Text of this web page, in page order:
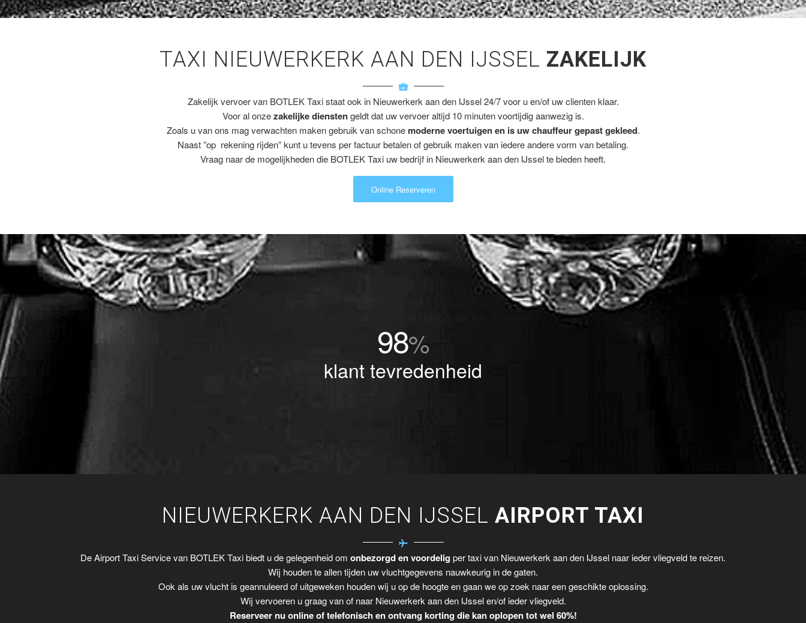
TAXI NIEUWERKERK AAN DEN IJSSEL ZAKELIJK
Zakelijk vervoer van BOTLEK Taxi staat ook in Nieuwerkerk aan den IJssel 24/7 voor u en/of uw clienten klaar.
Voor al onzezakelijke dienstengeldt dat uw vervoer altijd 10 minuten voortijdig aanwezig is.
Zoals u van ons mag verwachten maken gebruik van schone moderne voertuigen en is uw chauffeur gepast gekleed.
Naast ”op rekening rijden” kunt u tevens per factuur betalen of gebruik maken van iedere andere vorm van betaling.
Vraag naar de mogelijkheden die BOTLEK Taxi uw bedrijf in Nieuwerkerk aan den IJssel te bieden heeft.
Online Reserveren
98%
klant tevredenheid
NIEUWERKERK AAN DEN IJSSEL AIRPORT TAXI
De Airport Taxi Service van BOTLEK Taxi biedt u de gelegenheid om onbezorgd en voordelig per taxi van Nieuwerkerk aan den IJssel naar ieder vliegveld te reizen.
Wij houden te allen tijden uw vluchtgegevens nauwkeurig in de gaten.
Ook als uw vlucht is geannuleerd of uitgeweken houden wij u op de hoogte en gaan we op zoek naar een geschikte oplossing.
Wij vervoeren u graag van of naar Nieuwerkerk aan den IJssel en/of ieder vliegveld.
Reserveer nu online of telefonisch en ontvang korting die kan oplopen tot wel 60%!